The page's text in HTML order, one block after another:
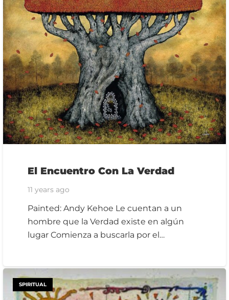
El Encuentro Con La Verdad
11 years ago
Painted: Andy Kehoe Le cuentan a un
hombre que la Verdad existe en algún
lugar Comienza a buscarla por el…
SPIRITUAL